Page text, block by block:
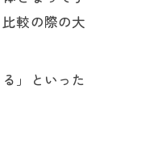
較の際の大
」といった